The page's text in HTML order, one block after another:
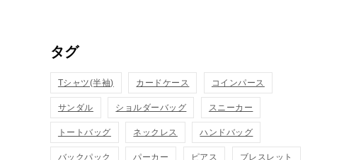
タグ
Tシャツ(半袖) カードケース コインパース
サンダル ショルダーバッグ スニーカー
トートバッグ ネックレス ハンドバッグ
バックパック パーカー ピアス ブレスレット